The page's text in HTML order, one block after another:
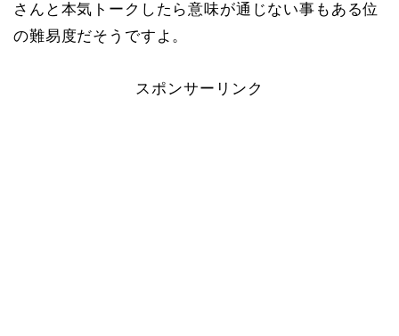
さんと本気トークしたら意味が通じない事もある位
の難易度だそうですよ。
スポンサーリンク